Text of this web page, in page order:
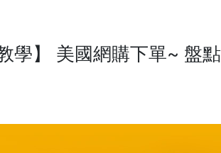
教學】 美國網購下單~ 盤